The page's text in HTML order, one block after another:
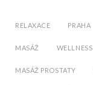
RELAXACE PRAHA
MASÁŽ WELLNESS
MASÁŽ PROSTATY